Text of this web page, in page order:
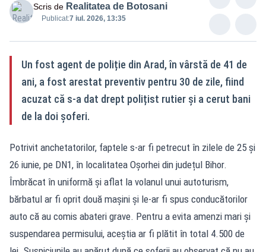
Scris de Realitatea de Botosani
Publicat:7 iul. 2026, 13:35
Un fost agent de poliție din Arad, în vârstă de 41 de
ani, a fost arestat preventiv pentru 30 de zile, fiind
acuzat că s-a dat drept polițist rutier și a cerut bani
de la doi șoferi.
Potrivit anchetatorilor, faptele s-ar fi petrecut în zilele de 25 și
26 iunie, pe DN1, în localitatea Oșorhei din județul Bihor.
Îmbrăcat în uniformă și aflat la volanul unui autoturism,
bărbatul ar fi oprit două mașini și le-ar fi spus conducătorilor
auto că au comis abateri grave. Pentru a evita amenzi mari și
suspendarea permisului, aceștia ar fi plătit în total 4.500 de